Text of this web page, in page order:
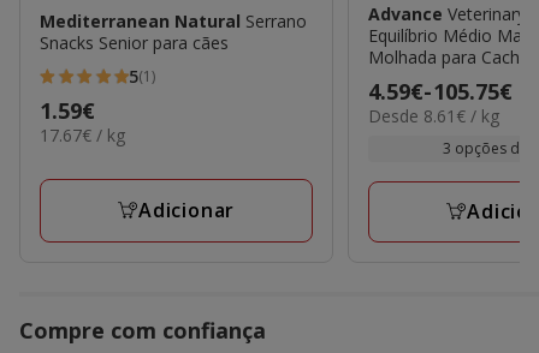
Mediterranean Natural Serrano
Snacks Senior para cães
5
estrelas
com
1
avaliações
5(1)
Preço
1.59€
1.59€
17.67€
KG
17.67€ / kg
Adicionar
AdvanceVeterinary
Equilíbrio Médio Maxi
Molhada para
Preço
de
a
4.59€-105.75€
8.61€
Desde 8.61€ / kg
3 opções de
Compre com confiança